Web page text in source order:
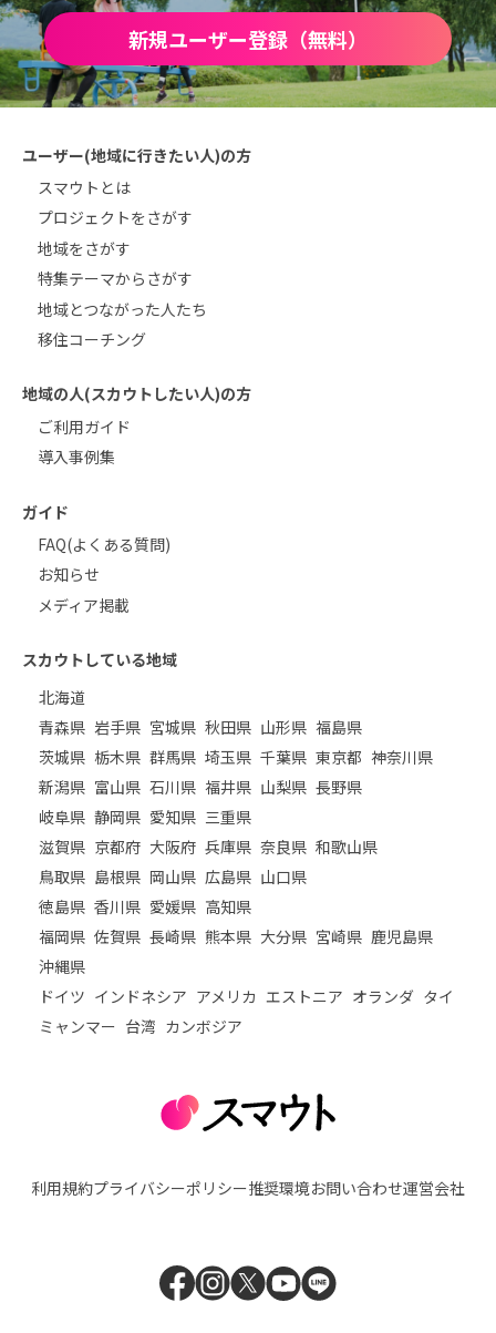
新規ユーザー登録（無料）
ユーザー(地域に行きたい人)の方
スマウトとは
プロジェクトをさがす
地域をさがす
特集テーマからさがす
地域とつながった人たち
移住コーチング
地域の人(スカウトしたい人)の方
ご利用ガイド
導入事例集
ガイド
FAQ(よくある質問)
お知らせ
メディア掲載
スカウトしている地域
北海道
青森県 岩手県 宮城県 秋田県 山形県 福島県
茨城県 栃木県 群馬県 埼玉県 千葉県 東京都 神奈川県
新潟県 富山県 石川県 福井県 山梨県 長野県
岐阜県 静岡県 愛知県 三重県
滋賀県 京都府 大阪府 兵庫県 奈良県 和歌山県
鳥取県 島根県 岡山県 広島県 山口県
徳島県 香川県 愛媛県 高知県
福岡県 佐賀県 長崎県 熊本県 大分県 宮崎県 鹿児島県
沖縄県
ドイツ インドネシア アメリカ エストニア オランダ タイ
ミャンマー 台湾 カンボジア
利用規約プライバシーポリシー推奨環境お問い合わせ運営会社